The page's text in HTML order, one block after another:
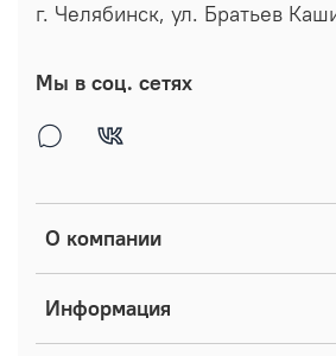
О компании
Информация
г. Челябинск, ул. Братьев
Мы в соц. сетях